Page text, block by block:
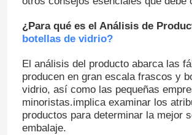
¿Para qué es el Análisis de
botellas de vidrio?
El análisis del producto abarca las
producen en gran escala frascos y
vidrio, así como las pequeñas
minoristas.implica examinar los
productos para determinar la mejor
embalaje.